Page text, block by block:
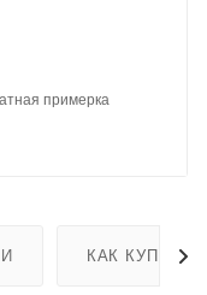
примерка
КАК КУПИТЬ